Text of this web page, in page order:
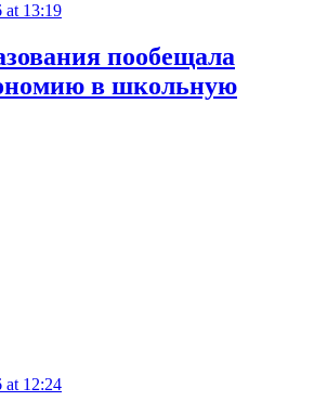
at 13:19
пообещала
в школьную
at 12:24